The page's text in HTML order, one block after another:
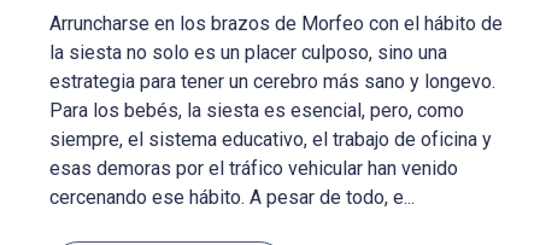
Arruncharse en los brazos de Morfeo con el hábito de
la siesta no solo es un placer culposo, sino una
estrategia para tener un cerebro más sano y longevo.
Para los bebés, la siesta es esencial, pero, como
siempre, el sistema educativo, el trabajo de oficina y
esas demoras por el tráfico vehicular han venido
cercenando ese hábito. A pesar de todo, e...